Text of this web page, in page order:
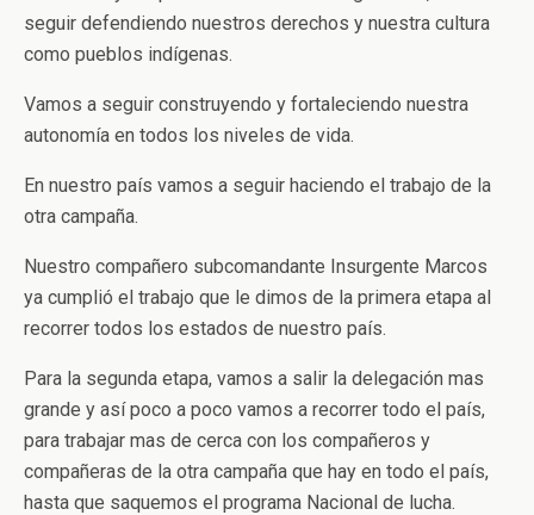
seguir defendiendo nuestros derechos y nuestra cultura
como pueblos indígenas.
Vamos a seguir construyendo y fortaleciendo nuestra
autonomía en todos los niveles de vida.
En nuestro país vamos a seguir haciendo el trabajo de la
otra campaña.
Nuestro compañero subcomandante Insurgente Marcos
ya cumplió el trabajo que le dimos de la primera etapa al
recorrer todos los estados de nuestro país.
Para la segunda etapa, vamos a salir la delegación mas
grande y así poco a poco vamos a recorrer todo el país,
para trabajar mas de cerca con los compañeros y
compañeras de la otra campaña que hay en todo el país,
hasta que saquemos el programa Nacional de lucha.